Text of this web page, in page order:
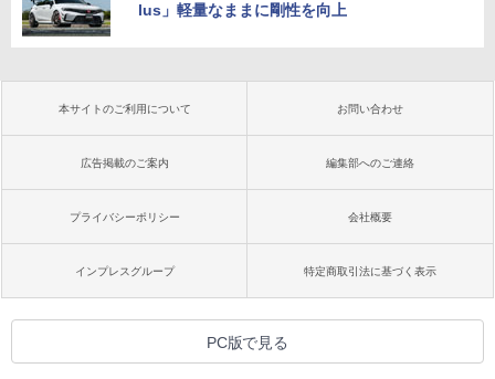
lus」軽量なままに剛性を向上
本サイトのご利用について お問い合わせ
広告掲載のご案内 編集部へのご連絡
プライバシーポリシー 会社概要
インプレスグループ 特定商取引法に基づく表示
PC版で見る